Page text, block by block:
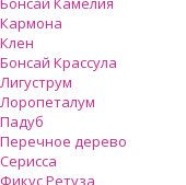
Кармона
Клен
Бонсай Крассула
Лигуструм
Лоропеталум
Падуб
Перечное дерево
Серисса
Фикус Ретуза